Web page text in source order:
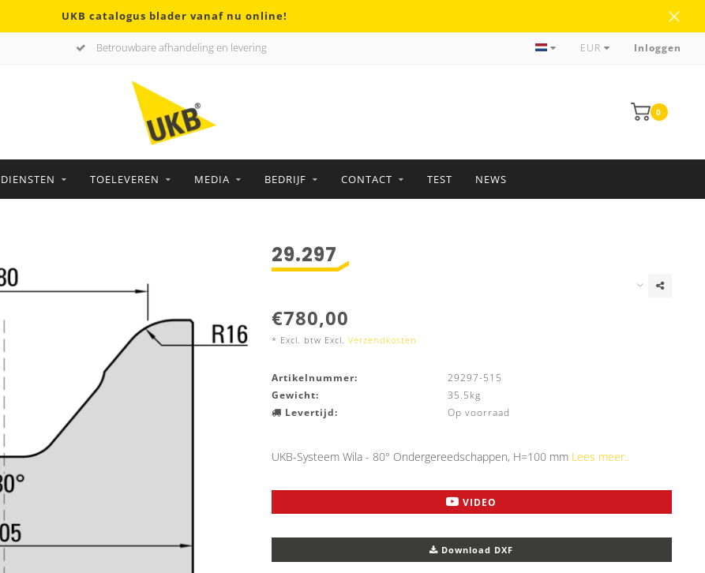
UKB catalogus blader vanaf nu online!
Betrouwbare afhandeling en levering Meer dan 35 jaar ervaringEUR Inloggen
0
DIENSTEN TOELEVEREN MEDIA BEDRIJF CONTACT TEST NEWS
29.297
€780,00
* Excl. btw Excl. Verzendkosten
Artikelnummer:
29297-515
Gewicht:
35.5kg
Levertijd:
Op voorraad
UKB-Systeem Wila - 80° Ondergereedschappen, H=100 mm Lees meer..
VIDEO
Download DXF